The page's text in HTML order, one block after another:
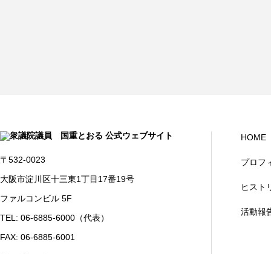
〒532-0023
大阪市淀川区十三東1丁目17番19号
ファルコンビル 5F
TEL: 06-6885-6000（代表）
FAX: 06-6885-6001
HOME
プロフ
ヒスト
活動報